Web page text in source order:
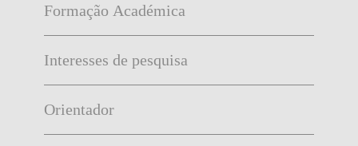
Formação Académica
Interesses de pesquisa
Orientador